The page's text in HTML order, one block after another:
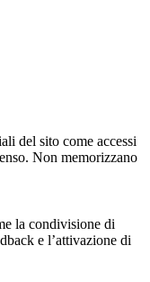
del sito come accessi
Non memorizzano
la condivisione di
e l’attivazione di